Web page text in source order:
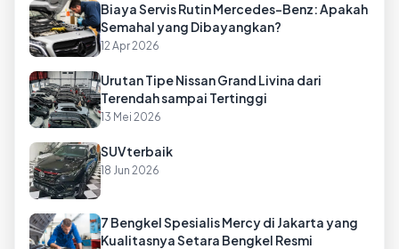
Biaya Servis Rutin Mercedes-Benz: Apakah
Semahal yang Dibayangkan?
12 Apr 2026
Urutan Tipe Nissan Grand Livina dari
Terendah sampai Tertinggi
13 Mei 2026
SUVterbaik
18 Jun 2026
7 Bengkel Spesialis Mercy di Jakarta yang
Kualitasnya Setara Bengkel Resmi